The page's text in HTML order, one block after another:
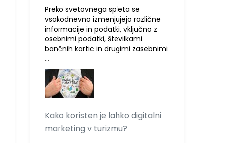
Preko svetovnega spleta se
vsakodnevno izmenjujejo različne
informacije in podatki, vključno z
osebnimi podatki, številkami
bančnih kartic in drugimi zasebnimi
…
Kako koristen je lahko digitalni
marketing v turizmu?